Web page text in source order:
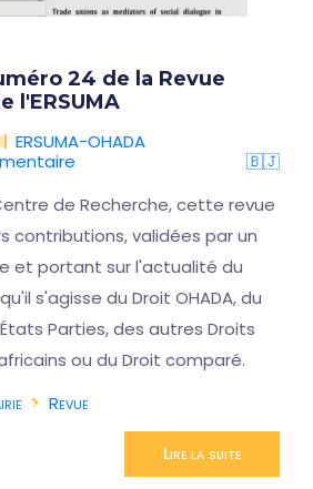
24 de la Revue
l'ERSUMA
ERSUMA-OHADA
🇧🇯
de Recherche, cette revue
contributions, validées par un
et portant sur l'actualité du
s'agisse du Droit OHADA, du
Parties, des autres Droits
ou du Droit comparé.
Revue
Lire la suite